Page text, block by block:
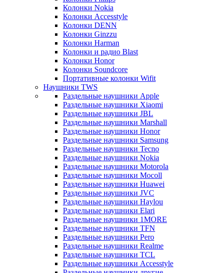
Колонки Nokia
Колонки Accesstyle
Колонки DENN
Колонки Ginzzu
Колонки Harman
Колонки и радио Blast
Колонки Honor
Колонки Soundcore
Портативные колонки Wifit
Наушники TWS
Раздельные наушники Apple
Раздельные наушники Xiaomi
Раздельные наушники JBL
Раздельные наушники Marshall
Раздельные наушники Honor
Раздельные наушники Samsung
Раздельные наушники Tecno
Раздельные наушники Nokia
Раздельные наушники Motorola
Раздельные наушники Mocoll
Раздельные наушники Huawei
Раздельные наушники JVC
Раздельные наушники Haylou
Раздельные наушники Elari
Раздельные наушники 1MORE
Раздельные наушники TFN
Раздельные наушники Pero
Раздельные наушники Realme
Раздельные наушники TCL
Раздельные наушники Accesstyle